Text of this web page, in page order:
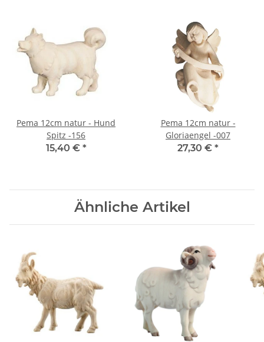
Pema 12cm natur - Hund
Spitz -156
15,40 € *
Pema 12cm natur -
Gloriaengel -007
27,30 € *
Ähnliche Artikel